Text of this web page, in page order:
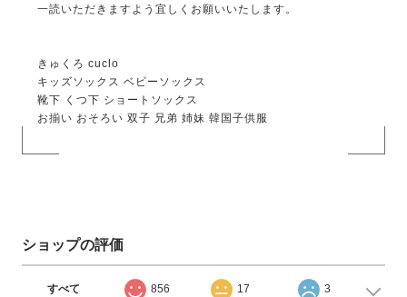
一読いただきますよう宜しくお願いいたします。
きゅくろ cuclo
キッズソックス ベビーソックス
靴下 くつ下 ショートソックス
お揃い おそろい 双子 兄弟 姉妹 韓国子供服
ショップの評価
すべて 856 17 3